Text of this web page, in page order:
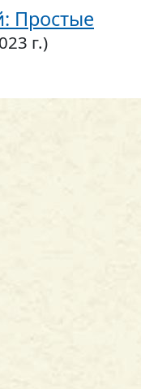
Простые
г.)